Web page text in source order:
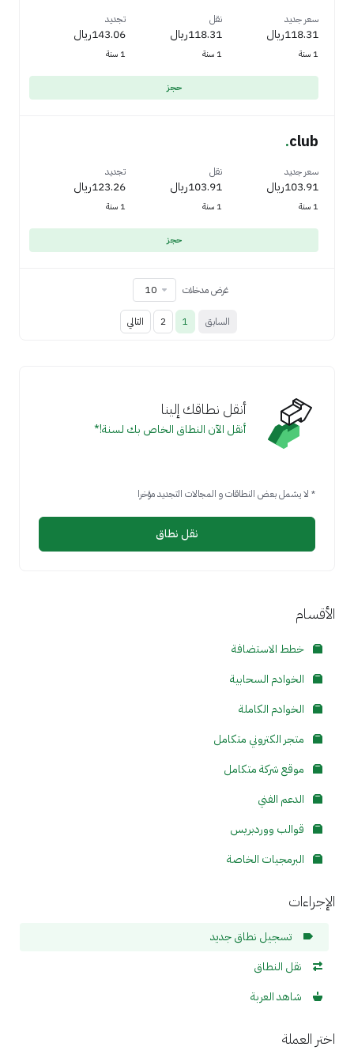
الأقسام
خطط الاستضافة
الخوادم السحابية
الخوادم الكاملة
متجر الكتروني متكامل
موقع شركة متكامل
الدعم الفني
قوالب ووردبريس
البرمجيات الخاصة
الإجراءات
تسجيل نطاق جديد
نقل النطاق
شاهد العربة
اختر العملة
سعر جديد
118.31ريال
1 سنة
نقل
118.31ريال
1 سنة
تجديد
143.06ريال
1 سنة
حجز
.club
سعر جديد
103.91ريال
1 سنة
نقل
103.91ريال
1 سنة
تجديد
123.26ريال
1 سنة
حجز
السابق 1
2 التالي
غرض مدخلات
أنقل نطاقك إلينا
أنقل الآن النطاق الخاص بك لسنة!*
* لا يشمل بعض النطاقات و المجالات التجديد مؤخرا
نقل نطاق